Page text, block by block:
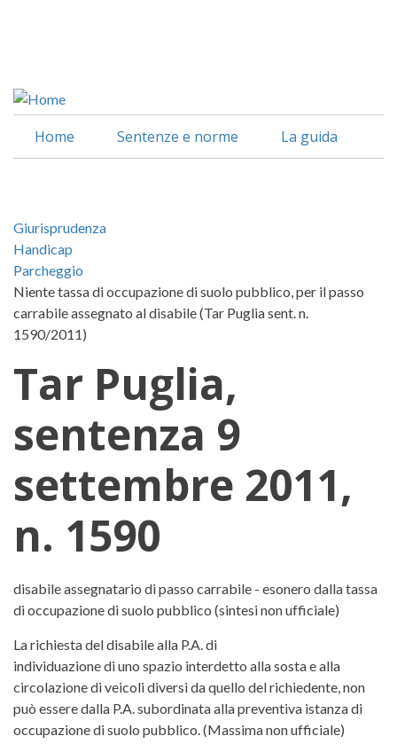
Home Sentenze e norme La guida
Giurisprudenza
Handicap
Parcheggio
Niente tassa di occupazione di suolo pubblico, per il passo
carrabile assegnato al disabile (Tar Puglia sent. n.
1590/2011)
Tar Puglia,
sentenza 9
settembre 2011,
n. 1590
Tar Puglia, sentenza 9
disabile assegnatario di passo carrabile - esonero dalla tassa
di occupazione di suolo pubblico (sintesi non ufficiale)
La richiesta del disabile alla P.A. di
individuazione di uno spazio interdetto alla sosta e alla
circolazione di veicoli diversi da quello del richiedente, non
può essere dalla P.A. subordinata alla preventiva istanza di
occupazione di suolo pubblico. (Massima non ufficiale)